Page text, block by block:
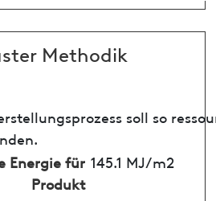
Methodik
soll so
Energie für
Produkt
145.1 MJ/m2